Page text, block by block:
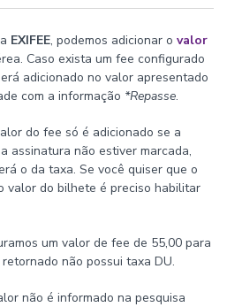
EXIFEE, podemos adicionar o valor
Caso exista um fee configurado
adicionado no valor apresentado
com a informação *Repasse.
do fee só é adicionado se a
assinatura não estiver marcada,
o da taxa. Se você quiser que o
valor do bilhete é preciso habilitar
um valor de fee de 55,00 para
não possui taxa DU.
não é informado na pesquisa